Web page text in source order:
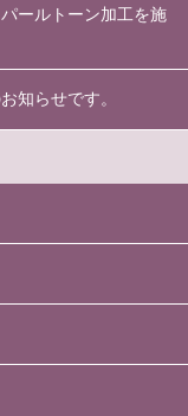
ールトーン加工を施
知らせです。